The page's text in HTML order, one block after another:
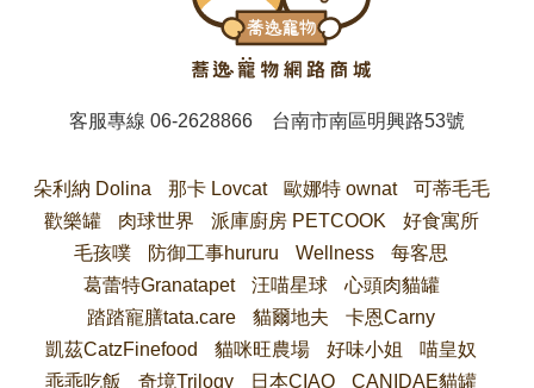
客服專線06-2628866 台南市南區明興路53號
朵利納 Dolina 那卡 Lovcat 歐娜特 ownat
可蒂毛毛
歡樂罐
肉球世界 派庫廚房 PETCOOK
好食寓所
毛孩噗
防御工事hururu Wellness
每客思
葛蕾特Granatapet
汪喵星球
心頭肉貓罐
踏踏寵膳tata.care
貓爾地夫
卡恩Carny
凱茲CatzFinefood
貓咪旺農場 好味小姐
喵皇奴
乖乖吃飯
奇境Trilogy 日本CIAO CANIDAE貓罐